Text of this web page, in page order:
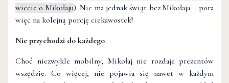
wiecie o Mikołaju). Nie ma jednak świąt bez Mikołaja – pora
więc na kolejną porcję ciekawostek!
Nie przychodzi do każdego
Choć niezwykle mobilny, Mikołaj nie rozdaje prezentów
wszędzie. Co więcej, nie pojawia się nawet w każdym